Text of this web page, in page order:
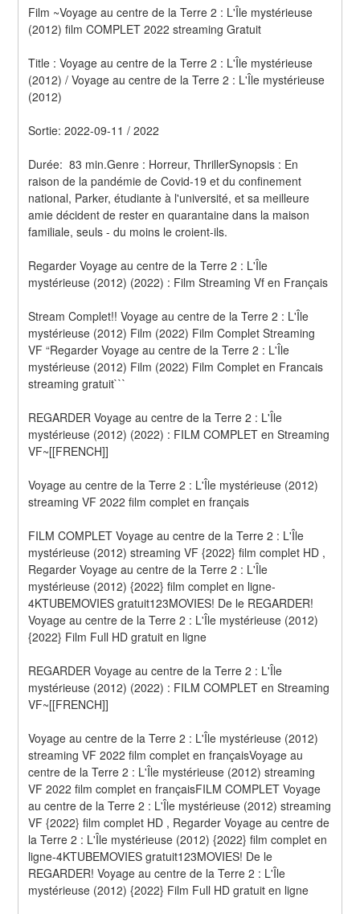
Film ~Voyage au centre de la Terre 2 : L'Île mystérieuse
(2012) film COMPLET 2022 streaming Gratuit
Title : Voyage au centre de la Terre 2 : L'Île mystérieuse
(2012) / Voyage au centre de la Terre 2 : L'Île mystérieuse
(2012)
Sortie: 2022-09-11 / 2022
Durée:  83 min.Genre : Horreur, ThrillerSynopsis : En
raison de la pandémie de Covid-19 et du confinement
national, Parker, étudiante à l'université, et sa meilleure
amie décident de rester en quarantaine dans la maison
familiale, seuls - du moins le croient-ils.
Regarder Voyage au centre de la Terre 2 : L'Île
mystérieuse (2012) (2022) : Film Streaming Vf en Français
Stream Complet!! Voyage au centre de la Terre 2 : L'Île
mystérieuse (2012) Film (2022) Film Complet Streaming
VF “Regarder Voyage au centre de la Terre 2 : L'Île
mystérieuse (2012) Film (2022) Film Complet en Francais
streaming gratuit```
REGARDER Voyage au centre de la Terre 2 : L'Île
mystérieuse (2012) (2022) : FILM COMPLET en Streaming
VF~[[FRENCH]]
Voyage au centre de la Terre 2 : L'Île mystérieuse (2012)
streaming VF 2022 film complet en français
FILM COMPLET Voyage au centre de la Terre 2 : L'Île
mystérieuse (2012) streaming VF {2022} film complet HD ,
Regarder Voyage au centre de la Terre 2 : L'Île
mystérieuse (2012) {2022} film complet en ligne-
4KTUBEMOVIES gratuit123MOVIES! De le REGARDER!
Voyage au centre de la Terre 2 : L'Île mystérieuse (2012)
{2022} Film Full HD gratuit en ligne
REGARDER Voyage au centre de la Terre 2 : L'Île
mystérieuse (2012) (2022) : FILM COMPLET en Streaming
VF~[[FRENCH]]
Voyage au centre de la Terre 2 : L'Île mystérieuse (2012)
streaming VF 2022 film complet en françaisVoyage au
centre de la Terre 2 : L'Île mystérieuse (2012) streaming
VF 2022 film complet en françaisFILM COMPLET Voyage
au centre de la Terre 2 : L'Île mystérieuse (2012) streaming
VF {2022} film complet HD , Regarder Voyage au centre de
la Terre 2 : L'Île mystérieuse (2012) {2022} film complet en
ligne-4KTUBEMOVIES gratuit123MOVIES! De le
REGARDER! Voyage au centre de la Terre 2 : L'Île
mystérieuse (2012) {2022} Film Full HD gratuit en ligne